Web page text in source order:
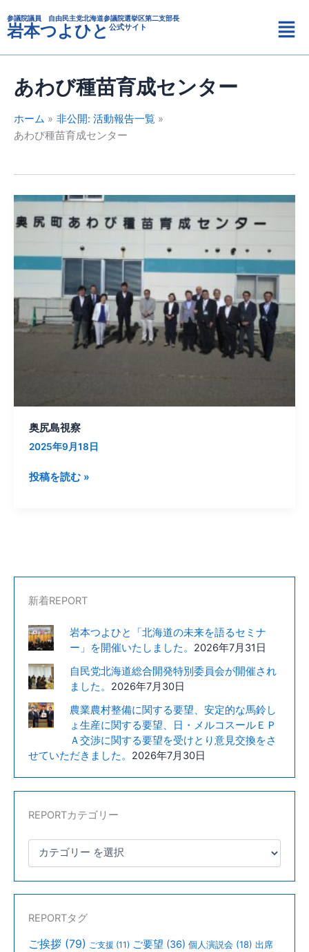
容
を
ス
参議院議員 自由民主党北海道参議院選挙区第二支部長
岩本つよひと 公式サイト
メ
ニ
ュ
あわび種苗育成センター
ホーム
非公開: 活動報告一覧
あわび種苗育成センター
奥尻島視察
2025年9月18日
奥
尻
視
察
投稿を読む »
新着REPORT
岩本つよひと「北海道の未来を語るセミナ
ー」を開催いたしました。
2026年7月31日
自民党北海道総合開発特別委員会が開催され
ました。
2026年7月30日
農業農村整備に関する要望、安定的な馬鈴し
ょ生産に関する要望、日・メルコスールＥＰ
Ａ交渉に関する要望を受けとり意見交換をさ
せていただきました。 2026年7月30日
REPORTカテゴリー
テ
ゴ
REPORTタグ
ご挨拶 (79) ご支援 (11) ご要望 (36) 個人演説会 (18) 出席